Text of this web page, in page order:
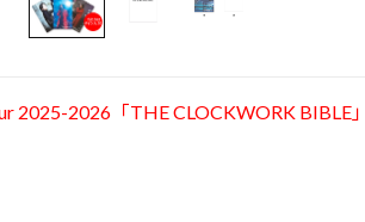
2025-2026「THE CLOCKWORK BIBLE